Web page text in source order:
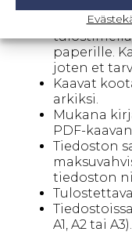
tulostimella
paperille.
joten et
Kaavat
arkiksi.
Mukana
PDF-
Tiedoston
tiedoston
A1, A2 tai A3).